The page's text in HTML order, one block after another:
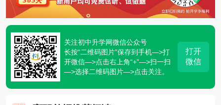
关注初中升学网微信公众号
长按“二维码图片”保存到手机—>打
开微信—>点击右上角“+”—>扫一扫
—>选择二维码图片—>点击关注。
打开
微信